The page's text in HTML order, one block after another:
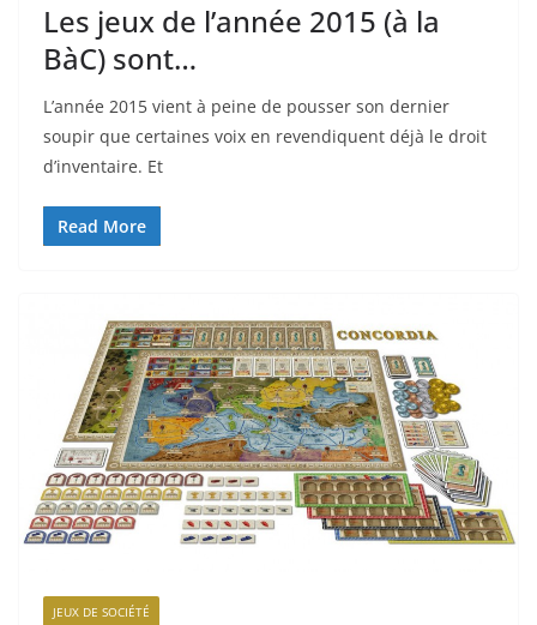
Les jeux de l’année 2015 (à la
BàC) sont…
L’année 2015 vient à peine de pousser son dernier
soupir que certaines voix en revendiquent déjà le droit
d’inventaire. Et
Read More
JEUX DE SOCIÉTÉ